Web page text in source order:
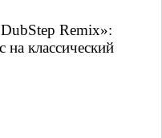
Remix»:
классический